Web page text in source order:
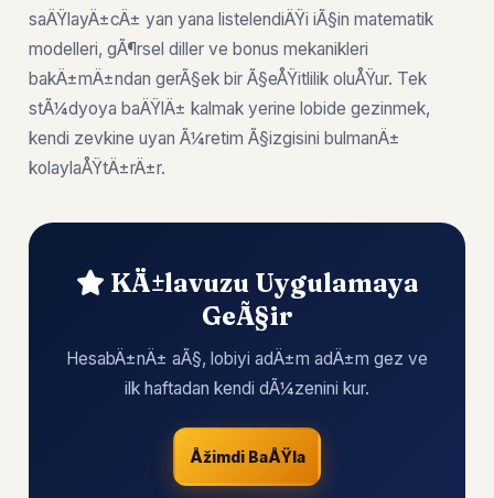
saÄŸlayÄ±cÄ± yan yana listelendiÄŸi iÃ§in matematik
modelleri, gÃ¶rsel diller ve bonus mekanikleri
bakÄ±mÄ±ndan gerÃ§ek bir Ã§eÅŸitlilik oluÅŸur. Tek
stÃ¼dyoya baÄŸlÄ± kalmak yerine lobide gezinmek,
kendi zevkine uyan Ã¼retim Ã§izgisini bulmanÄ±
kolaylaÅŸtÄ±rÄ±r.
KÄ±lavuzu Uygulamaya
GeÃ§ir
HesabÄ±nÄ± aÃ§, lobiyi adÄ±m adÄ±m gez ve
ilk haftadan kendi dÃ¼zenini kur.
Åžimdi BaÅŸla